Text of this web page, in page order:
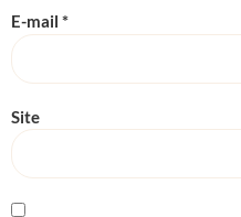
E-mail *
Site